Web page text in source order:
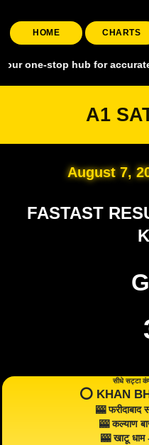
HOME CHARTS
hub for accurate and
A1
August 7,
FASTAST
सीधे सट्टा
⭕️ KHAN
🎰
🎰 कल्याण
🎰 खाटू